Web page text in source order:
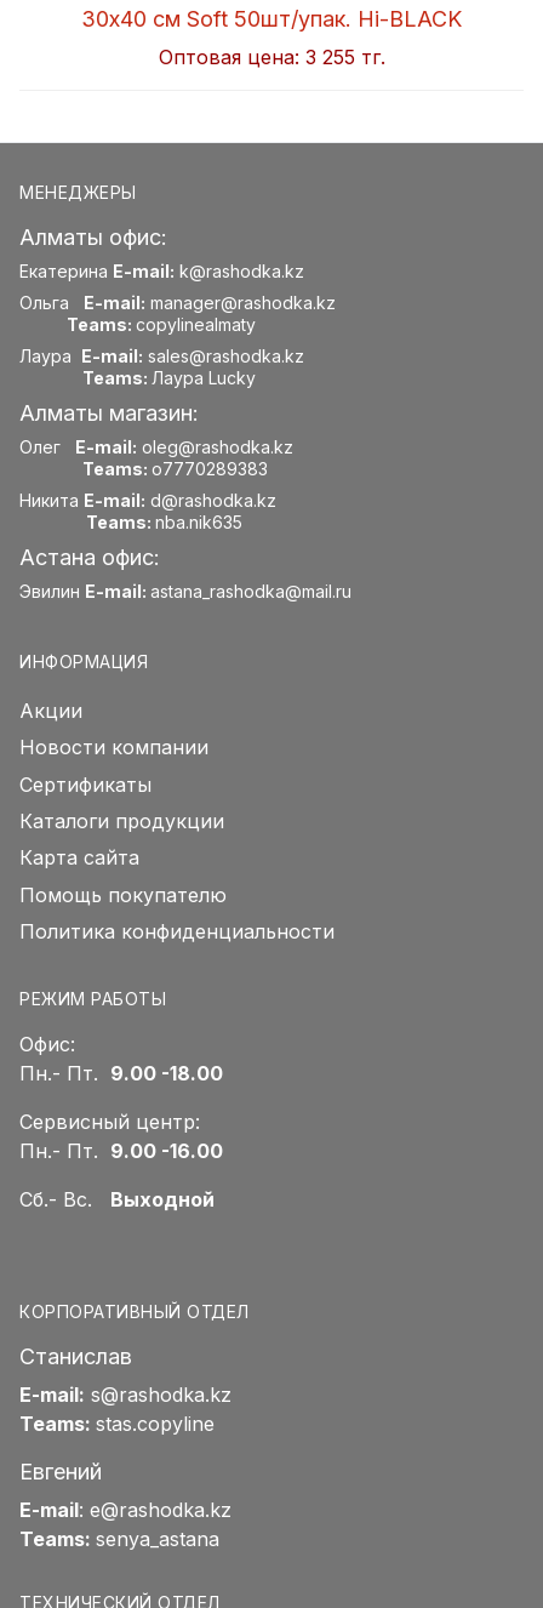
30x40 см Soft 50шт/упак. Hi-BLACK
Оптовая цена: 3 255 тг.
МЕНЕДЖЕРЫ
Алматы офис:
Екатерина E-mail: k@rashodka.kz
Ольга E-mail: manager@rashodka.kz
Teams: copylinealmaty
Лаура E-mail: sales@rashodka.kz
Teams: Лаура Lucky
Алматы магазин:
Олег E-mail: oleg@rashodka.kz
Teams: o7770289383
Никита E-mail: d@rashodka.kz
Teams: nba.nik635
Астана офис:
Эвилин E-mail: astana_rashodka@mail.ru
ИНФОРМАЦИЯ
Акции
Новости компании
Сертификаты
Каталоги продукции
Карта сайта
Помощь покупателю
Политика конфиденциальности
РЕЖИМ РАБОТЫ
Офис:
Пн.- Пт. 9.00 -18.00
Сервисный центр:
Пн.- Пт. 9.00 -16.00
Сб.- Вс. Выходной
КОРПОРАТИВНЫЙ ОТДЕЛ
Станислав
E-mail: s@rashodka.kz
Teams: stas.copyline
Евгений
E-mail: e@rashodka.kz
Teams: senya_astana
ТЕХНИЧЕСКИЙ ОТДЕЛ